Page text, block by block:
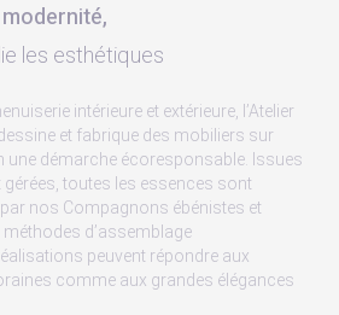
les esthétiques
intérieure et extérieure, l’Atelier
et fabrique des mobiliers sur
une démarche écoresponsable. Issues
toutes les essences sont
nos Compagnons ébénistes et
d’assemblage
peuvent répondre aux
comme aux grandes élégances